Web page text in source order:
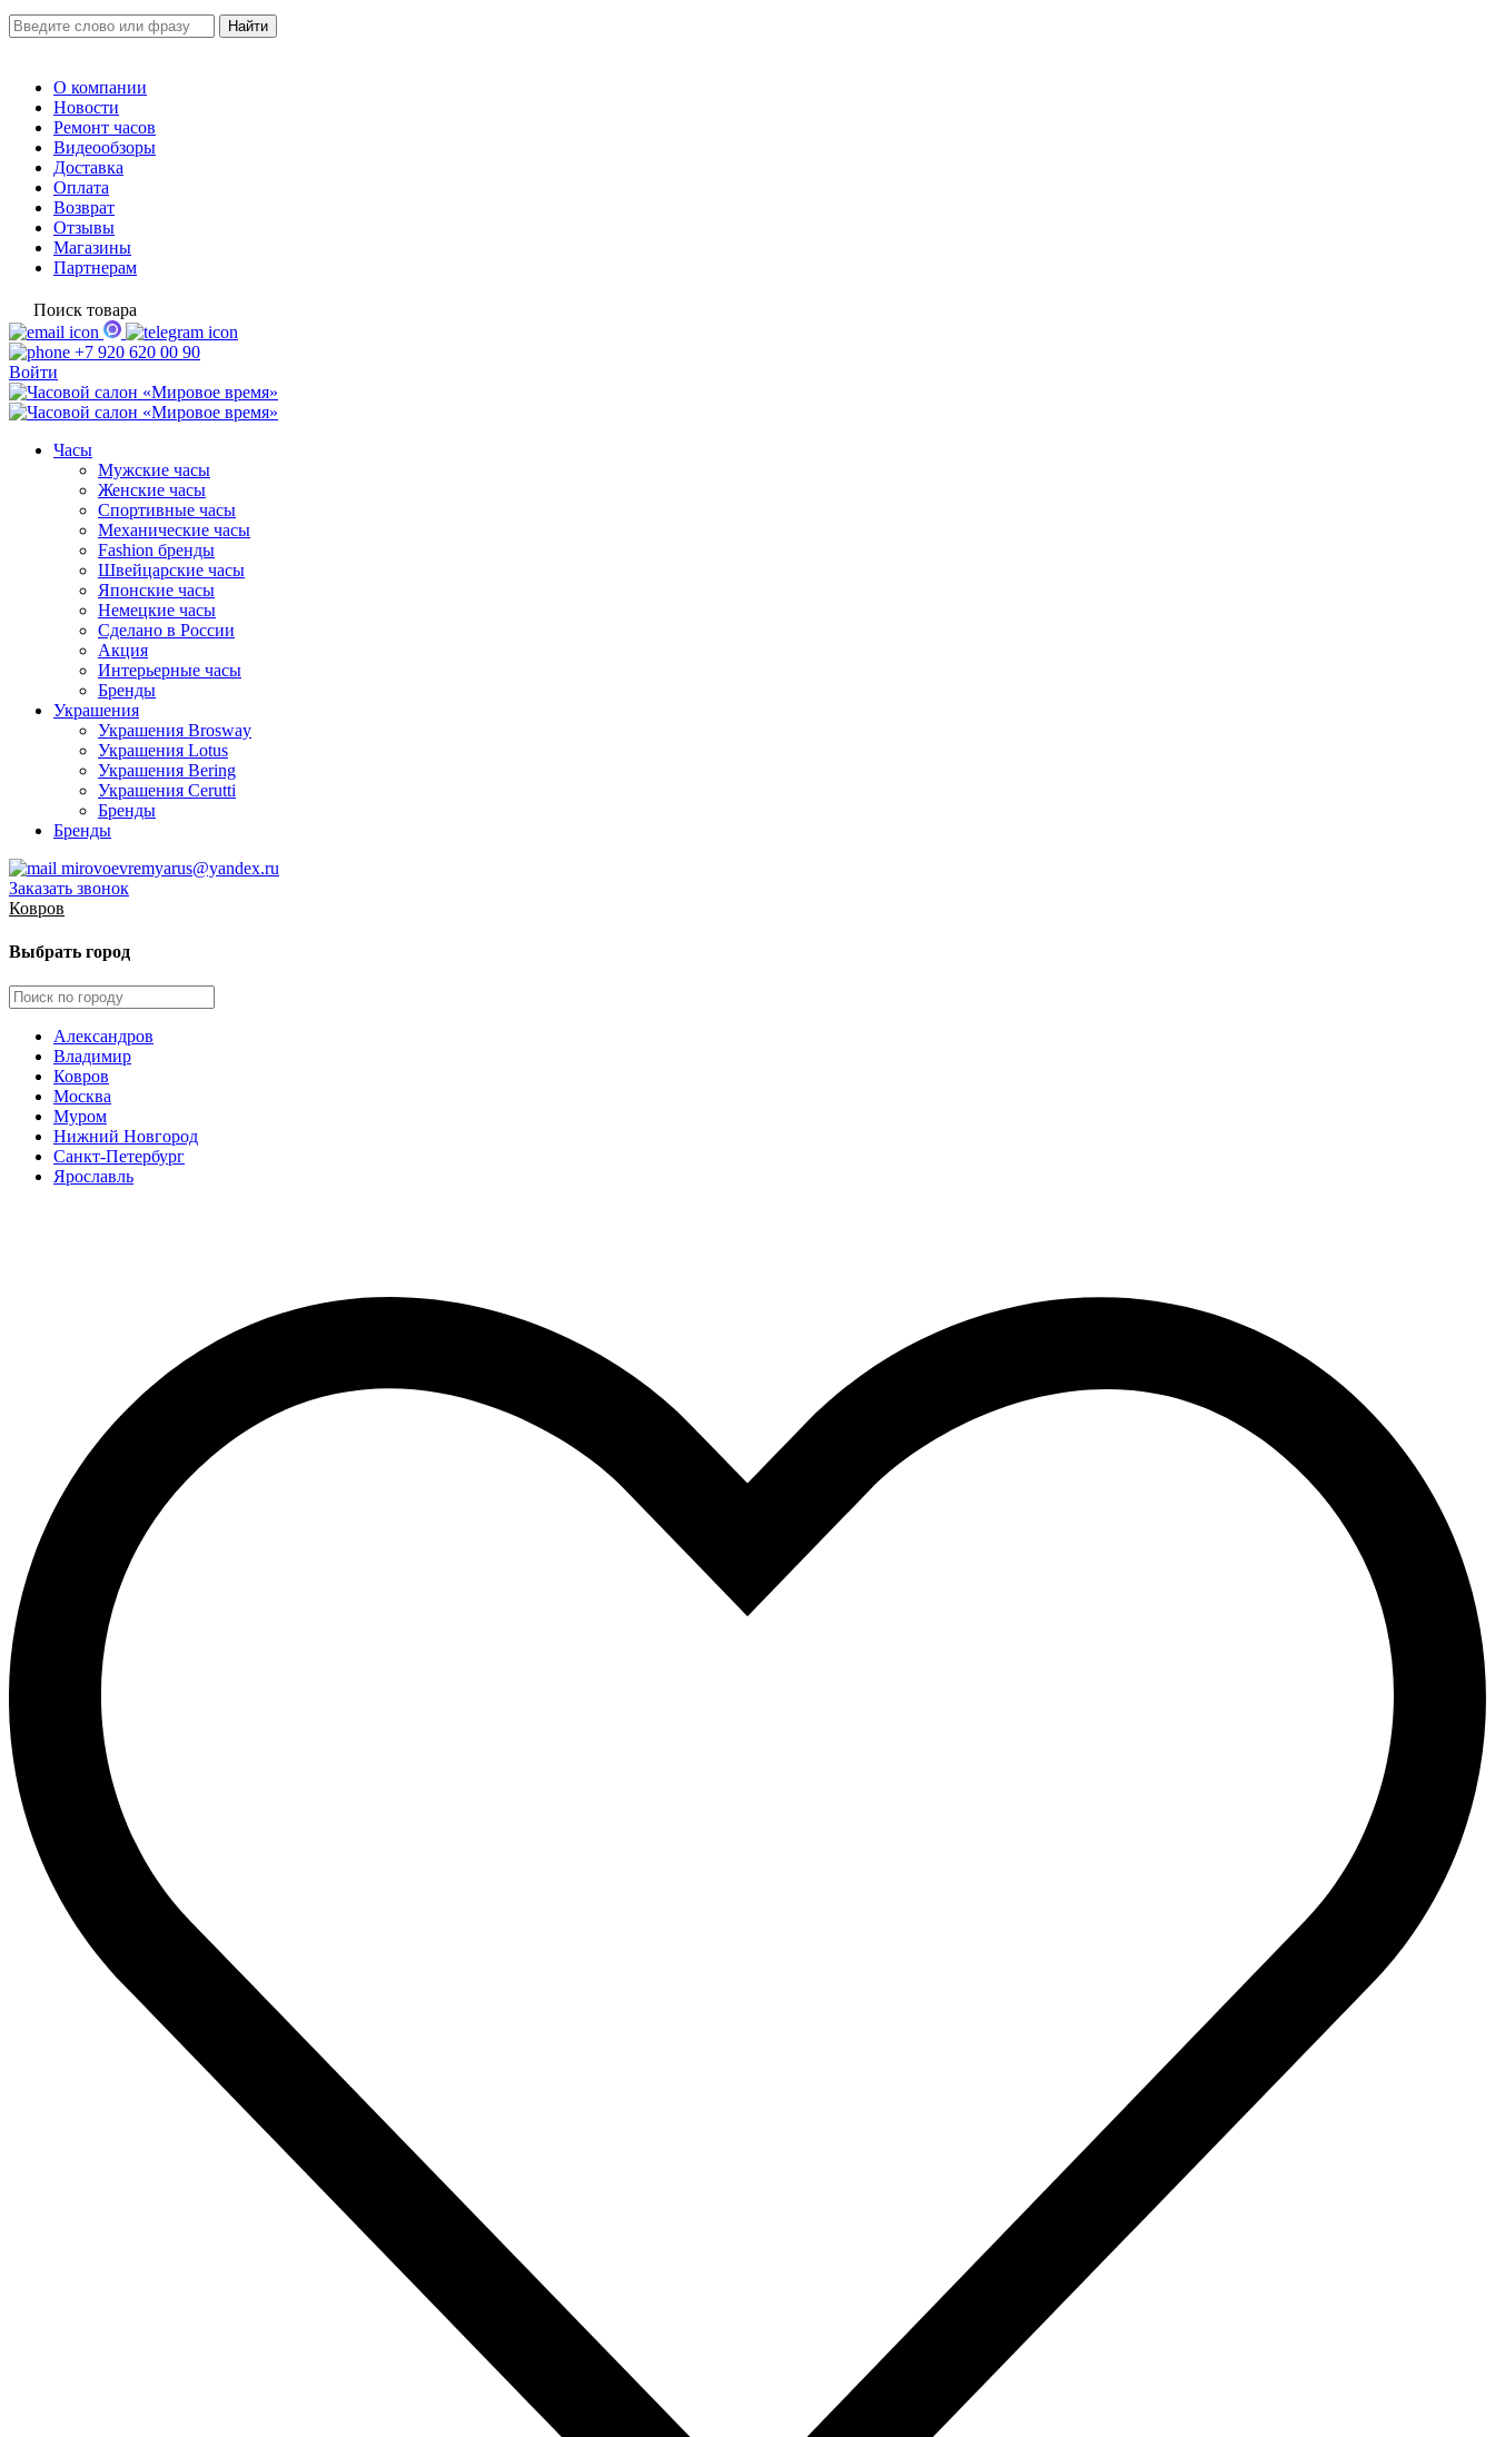
О компании
Новости
Ремонт часов
Видеообзоры
Доставка
Оплата
Возврат
Отзывы
Магазины
Партнерам
Поиск товара
+7 920 620 00 90
Войти
Часы
Мужские часы
Женские часы
Спортивные часы
Механические часы
Fashion бренды
Швейцарские часы
Японские часы
Немецкие часы
Сделано в России
Акция
Интерьерные часы
Бренды
Украшения
Украшения Brosway
Украшения Lotus
Украшения Bering
Украшения Cerutti
Бренды
Бренды
mirovoevremyarus@yandex.ru
Заказать звонок
Ковров
Выбрать город
Александров
Владимир
Ковров
Москва
Муром
Нижний Новгород
Санкт-Петербург
Ярославль